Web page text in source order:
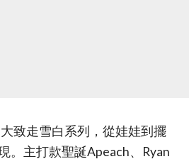
致走雪白系列，從娃娃到擺
。主打款聖誕Apeach、Ryan